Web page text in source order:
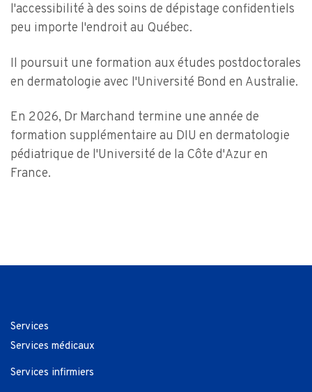
l'accessibilité à des soins de dépistage confidentiels
peu importe l'endroit au Québec.
Il poursuit une formation aux études postdoctorales
en dermatologie avec l'Université Bond en Australie.
En 2026, Dr Marchand termine une année de
formation supplémentaire au DIU en dermatologie
pédiatrique de l'Université de la Côte d'Azur en
France.
Services
Services médicaux
Services infirmiers